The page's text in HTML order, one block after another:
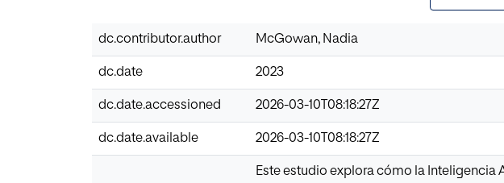
dc.contributor.author McGowan, Nadia
dc.date 2023
dc.date.accessioned 2026-03-10T08:18:27Z
dc.date.available 2026-03-10T08:18:27Z
Este estudio explora cómo la Inteligencia